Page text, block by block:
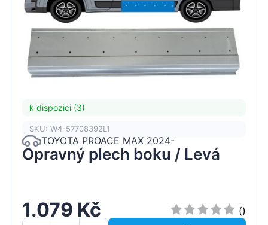
k dispozici (3)
SKU: W4-57708392L1
TOYOTA PROACE MAX 2024-
Opravný plech boku / Levá
1.079 Kč
()